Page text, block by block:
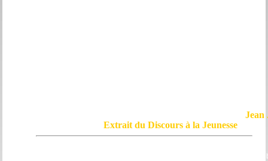
Jean
Extrait du Discours à la Jeunesse